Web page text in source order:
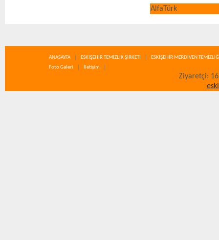
AlfaTürk
ANASAYFA ESKİŞEHİR TEMİZLİK ŞİRKETİ
ESKİŞEHİR MERDİVEN
Foto Galeri
İletişim
Ziyaretçi: